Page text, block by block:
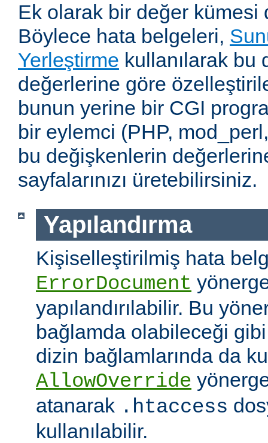
Ek olarak bir değer kümesi
Böylece hata belgeleri,
Yerleştirme kullanılarak bu
değerlerine göre
bunun yerine bir CGI
bir eylemci (PHP,
bu değişkenlerin
sayfalarınızı üretebilirsiniz.
Yapılandırma
Kişiselleştirilmiş hata
ErrorDocument
yapılandırılabilir. Bu
bağlamda olabileceği
dizin bağlamlarında da
AllowOverride
atanarak .htaccess
kullanılabilir.